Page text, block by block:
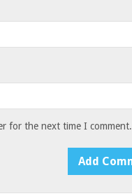
for the next time I comment.